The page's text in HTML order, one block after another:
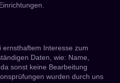
Interesse zum
Daten, wie: Name,
sonst keine Bearbeitung
wurden durch uns